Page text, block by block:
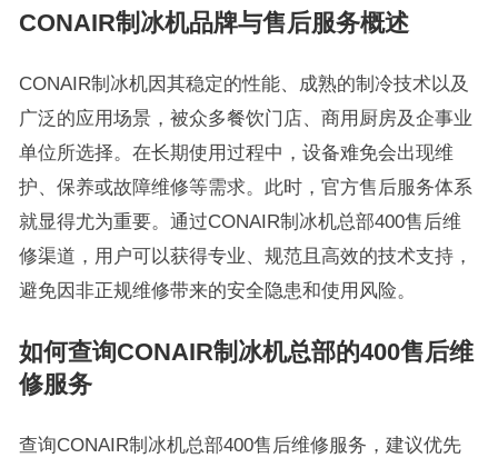
CONAIR制冰机品牌与售后服务概述
CONAIR制冰机因其稳定的性能、成熟的制冷技术以及
广泛的应用场景，被众多餐饮门店、商用厨房及企事业
单位所选择。在长期使用过程中，设备难免会出现维
护、保养或故障维修等需求。此时，官方售后服务体系
就显得尤为重要。通过CONAIR制冰机总部400售后维
修渠道，用户可以获得专业、规范且高效的技术支持，
避免因非正规维修带来的安全隐患和使用风险。
如何查询CONAIR制冰机总部的400售后维
修服务
查询CONAIR制冰机总部400售后维修服务，建议优先